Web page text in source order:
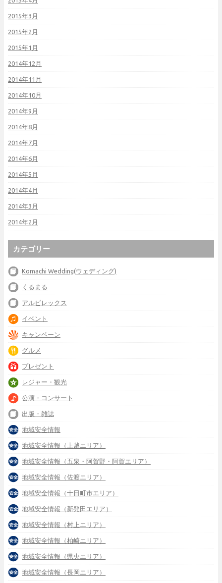
2015年3月
2015年2月
2015年1月
2014年12月
2014年11月
2014年10月
2014年9月
2014年8月
2014年7月
2014年6月
2014年5月
2014年4月
2014年3月
2014年2月
カテゴリー
Komachi Wedding(ウェディング)
くるまる
アルビレックス
イベント
キャンペーン
グルメ
プレゼント
レジャー・観光
公演・コンサート
出版・雑誌
地域安全情報
地域安全情報（上越エリア）
地域安全情報（五泉・阿賀野・阿賀エリア）
地域安全情報（佐渡エリア）
地域安全情報（十日町市エリア）
地域安全情報（新発田エリア）
地域安全情報（村上エリア）
地域安全情報（柏崎エリア）
地域安全情報（県央エリア）
地域安全情報（長岡エリア）